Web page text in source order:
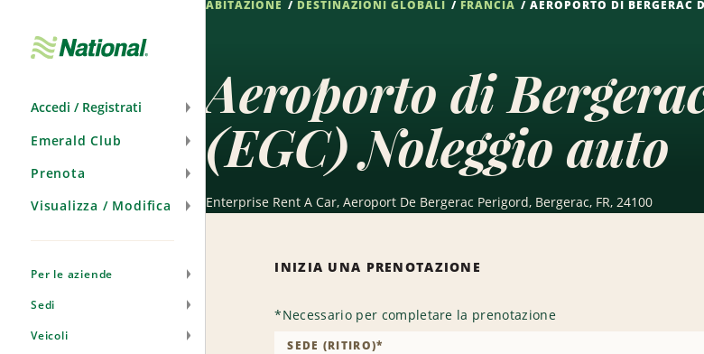
Accedi / Registrati
Emerald Club
Prenota
Visualizza / Modifica
Per le aziende
Sedi
Veicoli
ABITAZIONE DESTINAZIONI GLOBALI FRANCIA AEROPORTO DI BERGERAC
Aeroporto di
(EGC) Noleggio auto
Enterprise Rent A Car, Aeroport De Bergerac Perigord, Bergerac, FR, 24100
INIZIA UNA PRENOTAZIONE
*Necessario per completare la prenotazione
SEDE (RITIRO)*